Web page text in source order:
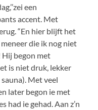
een
accent. Met
“En hier blijft het
die ik nog niet
Hij begon met
is niet druk, lekker
Met veel
later begon ie met
had ie gehad. Aan z’n